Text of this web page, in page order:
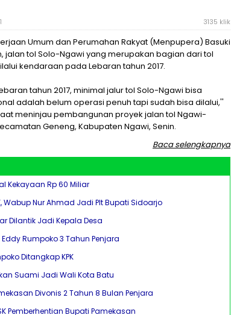
3135 klik
Umum dan Perumahan Rakyat (Menpupera) Basuki
jalan tol Solo-Ngawi yang merupakan bagian dari tol
kendaraan pada Lebaran tahun 2017.
tahun 2017, minimal jalur tol Solo-Ngawi bisa
adalah belum operasi penuh tapi sudah bisa dilalui,''
meninjau pembangunan proyek jalan tol Ngawi-
Geneng, Kabupaten Ngawi, Senin.
Baca selengkapnya
Kekayaan Rp 60 Miliar
Wabup Nur Ahmad Jadi Plt Bupati Sidoarjo
Dilantik Jadi Kepala Desa
Rumpoko 3 Tahun Penjara
Ditangkap KPK
Suami Jadi Wali Kota Batu
Divonis 2 Tahun 8 Bulan Penjara
Pemberhentian Bupati Pamekasan